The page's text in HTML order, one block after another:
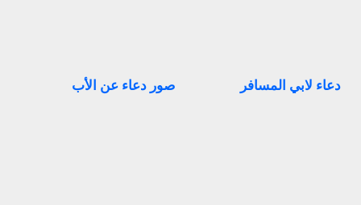
دعاء لابي المسافر صور دعاء عن الأب